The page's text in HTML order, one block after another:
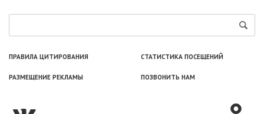
ПРАВИЛА ЦИТИРОВАНИЯ СТАТИСТИКА ПОСЕЩЕНИЙ
РАЗМЕЩЕНИЕ РЕКЛАМЫ ПОЗВОНИТЬ НАМ